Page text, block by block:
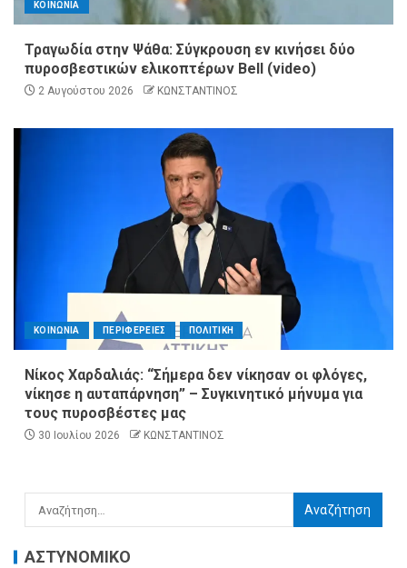
ΚΟΙΝΩΝΙΑ
Τραγωδία στην Ψάθα: Σύγκρουση εν κινήσει δύο
πυροσβεστικών ελικοπτέρων Bell (video)
2 Αυγούστου 2026 ΚΩΝΣΤΑΝΤΙΝΟΣ
ΚΟΙΝΩΝΙΑ ΠΕΡΙΦΕΡΕΙΕΣ ΠΟΛΙΤΙΚΗ
Νίκος Χαρδαλιάς: “Σήμερα δεν νίκησαν οι φλόγες,
νίκησε η αυταπάρνηση” – Συγκινητικό μήνυμα για
τους πυροσβέστες μας
30 Ιουλίου 2026 ΚΩΝΣΤΑΝΤΙΝΟΣ
ΑΣΤΥΝΟΜΙΚΟ